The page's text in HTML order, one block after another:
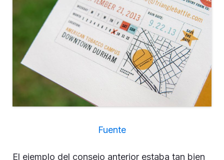
Fuente
El ejemplo del consejo anterior estaba tan bien